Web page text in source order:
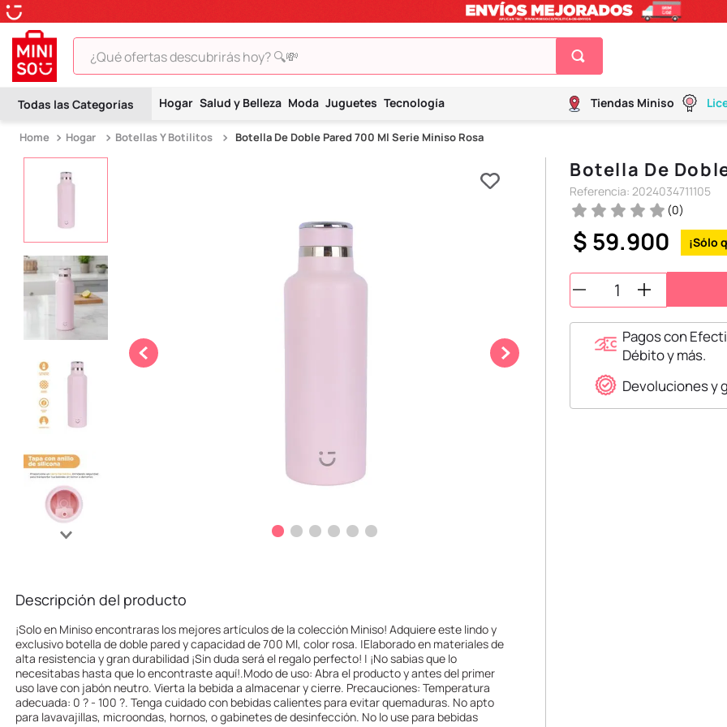
¿Qué ofertas descubrirás hoy? 🔍💸
Hogar Salud y Belleza Moda Juguetes Tecnología Tiendas Miniso
Hogar Botellas Y Botilitos Botella De Doble Pared 700 Ml Serie Miniso Rosa
Descripción del producto
¡Solo en Miniso encontraras los mejores artículos de la colección Miniso! Adquiere este lindo y
exclusivo botella de doble pared y capacidad de 700 Ml, color rosa. |Elaborado en materiales de
alta resistencia y gran durabilidad ¡Sin duda será el regalo perfecto! | ¡No sabias que lo
necesitabas hasta que lo encontraste aquí!.Modo de uso: Abra el producto y antes del primer
uso lave con jabón neutro. Vierta la bebida a almacenar y cierre. Precauciones: Temperatura
adecuada: 0 ? - 100 ?. Tenga cuidado con bebidas calientes para evitar quemaduras. No apto
para lavavajillas, microondas, hornos, o gabinetes de desinfección. No lo use para bebidas
Botella De
Referencia: 2024034711105
(0)
$ 59.900
Pagos con
Débito y más.
Devoluciones y
TÉRMINOS MÁS BUSCADOS
2.
hello kitty
9.
one piece
.